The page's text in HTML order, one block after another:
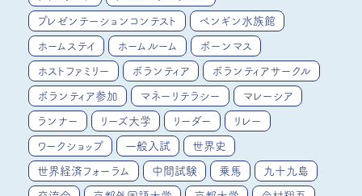
プレゼンテーションコンテスト ペンギン水族館
ホームステイ ホームルーム ボーンマス
ホストファミリー ボランティア ボランティアサークル
ボランティア参加 マネーリテラシー マレーシア
ランナー リーズ大学 リーダー リレー
ワークショップ 一般入試 世界史
世界経済フォーラム 中間試験 乗馬 九十九島